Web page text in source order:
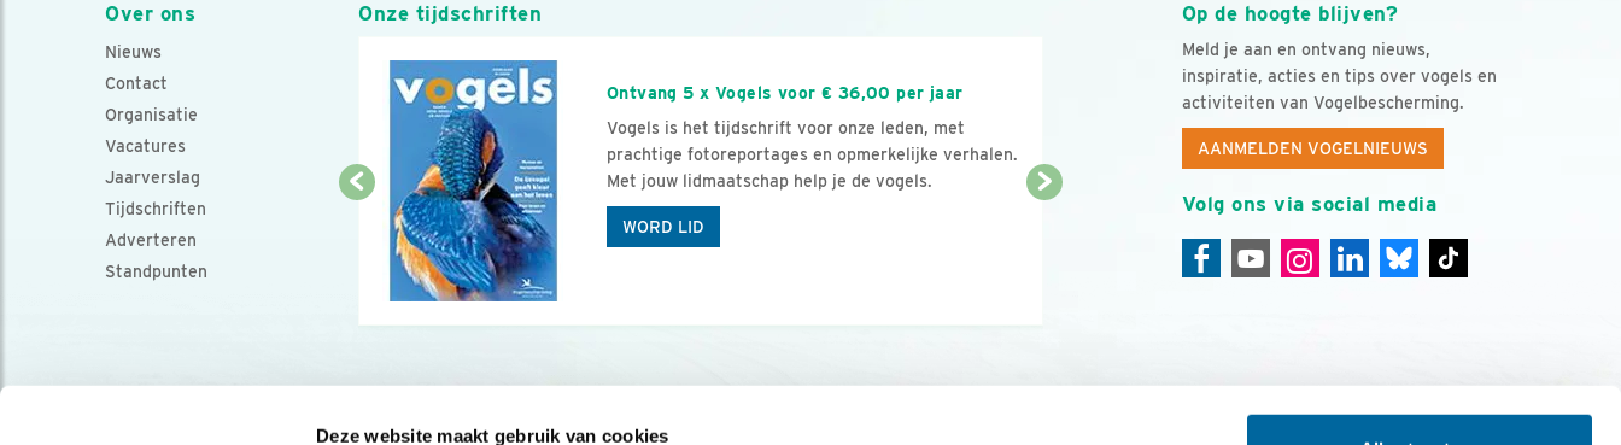
Deze website maakt gebruik van cookies
Over ons
Nieuws
Contact
Organisatie
Vacatures
Jaarverslag
Tijdschriften
Adverteren
Standpunten
Op de hoogte blijven?
Meld je aan en ontvang nieuws,
inspiratie, acties en tips over vogels en
activiteiten van Vogelbescherming.
AANMELDEN VOGELNIEUWS
Volg ons via social media
Onze tijdschriften
Ontvang 5 x Vogels voor € 36,00 per jaar
Vogels is het tijdschrift voor onze leden, met
prachtige fotoreportages en opmerkelijke verhalen.
Met jouw lidmaatschap help je de vogels.
WORD LID